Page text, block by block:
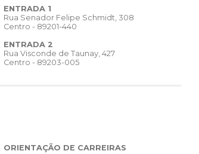
ENTRADA 1
Rua Senador Felipe Schmidt, 308
Centro - 89201-440
ENTRADA 2
Rua Visconde de Taunay, 427
Centro - 89203-005
ORIENTAÇÃO DE CARREIRAS